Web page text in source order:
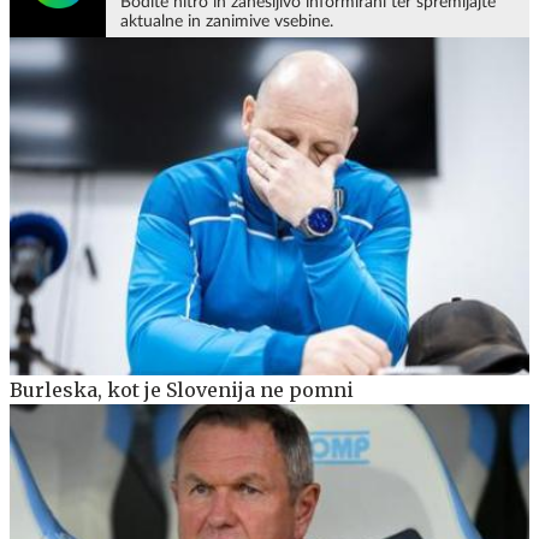
aktualne in zanimive vsebine.
Burleska, kot je Slovenija ne pomni